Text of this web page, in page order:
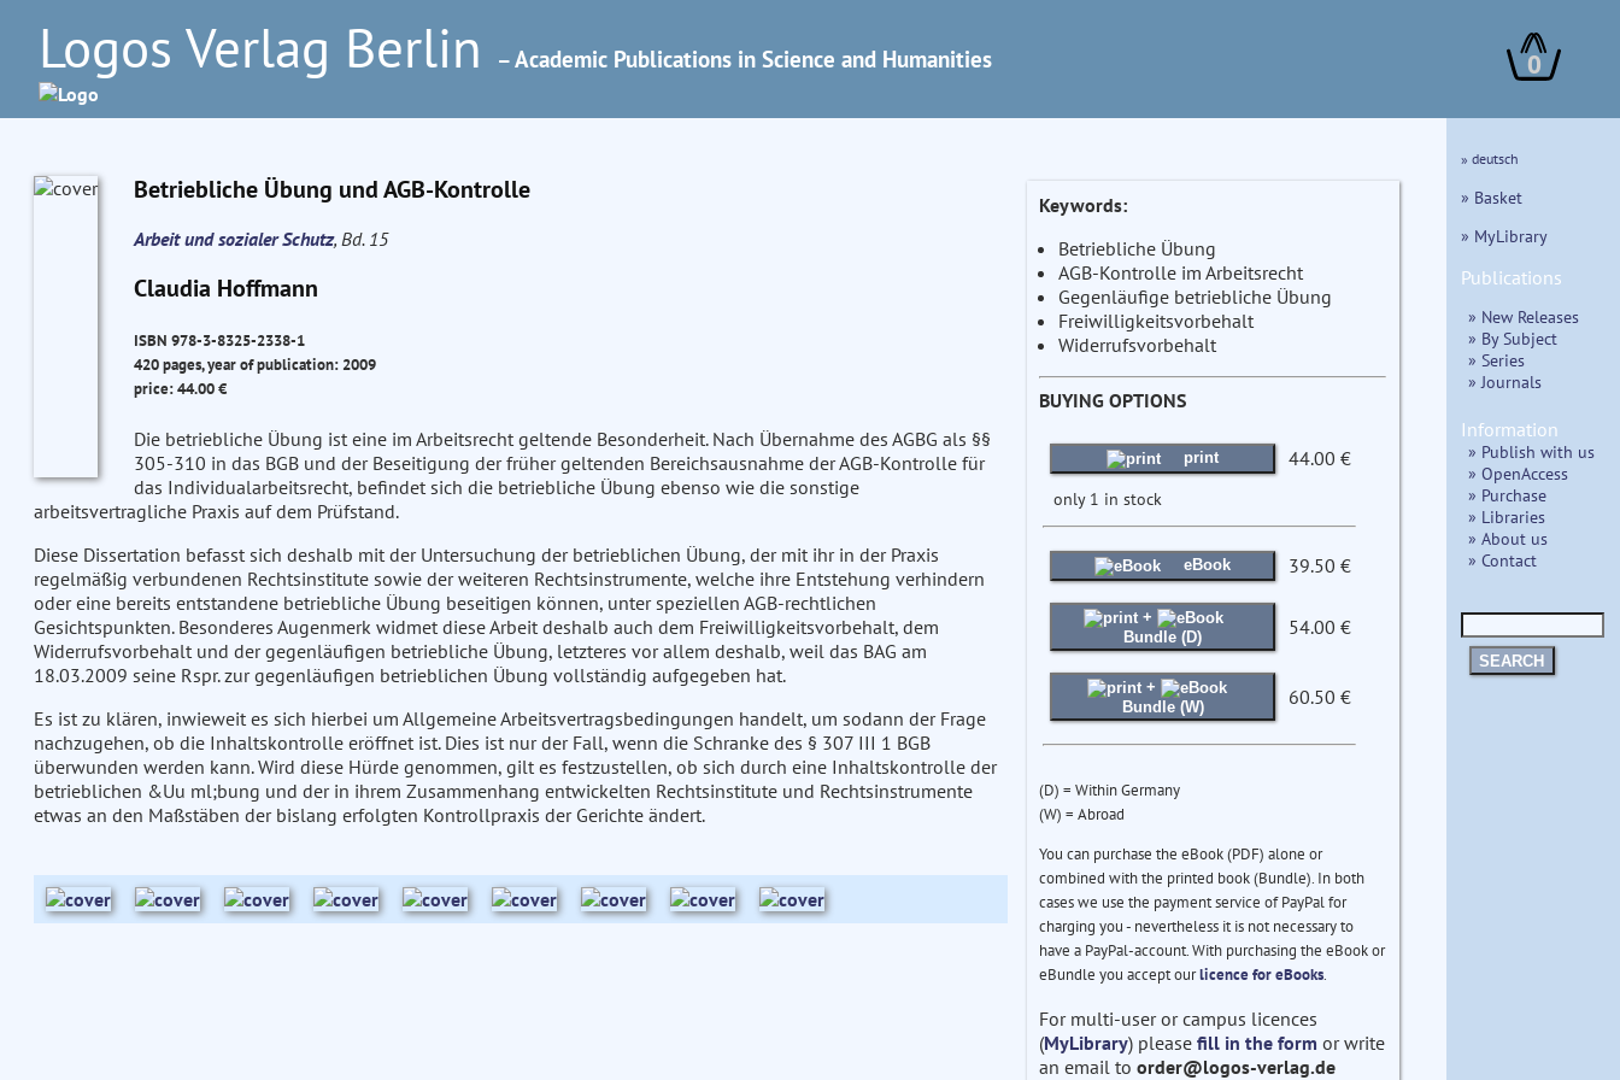
Logos Verlag Berlin – Academic Publications in Science and Humanities 0
Betriebliche Übung und AGB-Kontrolle
Arbeit und sozialer Schutz, Bd. 15
Claudia Hoffmann
ISBN 978-3-8325-2338-1
420 pages, year of publication: 2009
price: 44.00 €
Die betriebliche Übung ist eine im Arbeitsrecht geltende Besonderheit. Nach Übernahme des AGBG als §§
305-310 in das BGB und der Beseitigung der früher geltenden Bereichsausnahme der AGB-Kontrolle für
das Individualarbeitsrecht, befindet sich die betriebliche Übung ebenso wie die sonstige
arbeitsvertragliche Praxis auf dem Prüfstand.
Diese Dissertation befasst sich deshalb mit der Untersuchung der betrieblichen Übung, der mit ihr in der Praxis
regelmäßig verbundenen Rechtsinstitute sowie der weiteren Rechtsinstrumente, welche ihre Entstehung verhindern
oder eine bereits entstandene betriebliche Übung beseitigen können, unter speziellen AGB-rechtlichen
Gesichtspunkten. Besonderes Augenmerk widmet diese Arbeit deshalb auch dem Freiwilligkeitsvorbehalt, dem
Widerrufsvorbehalt und der gegenläufigen betriebliche Übung, letzteres vor allem deshalb, weil das BAG am
18.03.2009 seine Rspr. zur gegenläufigen betrieblichen Übung vollständig aufgegeben hat.
Es ist zu klären, inwieweit es sich hierbei um Allgemeine Arbeitsvertragsbedingungen handelt, um sodann der Frage
nachzugehen, ob die Inhaltskontrolle eröffnet ist. Dies ist nur der Fall, wenn die Schranke des § 307 III 1 BGB
überwunden werden kann. Wird diese Hürde genommen, gilt es festzustellen, ob sich durch eine Inhaltskontrolle der
betrieblichen &Uu ml;bung und der in ihrem Zusammenhang entwickelten Rechtsinstitute und Rechtsinstrumente
etwas an den Maßstäben der bislang erfolgten Kontrollpraxis der Gerichte ändert.
Keywords:
Betriebliche Übung
AGB-Kontrolle im Arbeitsrecht
Gegenläufige betriebliche Übung
Freiwilligkeitsvorbehalt
Widerrufsvorbehalt
BUYING OPTIONS
print 44.00 €
only 1 in stock
eBook 39.50 €
+
Bundle (D)
54.00 €
+
Bundle (W)
60.50 €
(D) = Within Germany
(W) = Abroad
You can purchase the eBook (PDF) alone or
combined with the printed book (Bundle). In both
cases we use the payment service of PayPal for
charging you - nevertheless it is not necessary to
have a PayPal-account. With purchasing the eBook or
eBundle you accept ourlicence for eBooks.
For multi-user or campus licences
(MyLibrary) please fill in the form or write
an email to order@logos-verlag.de
» deutsch
» Basket
» MyLibrary
Publications
» New Releases
» By Subject
» Series
» Journals
Information
» Publish with us
» OpenAccess
» Purchase
» Libraries
» About us
» Contact
SEARCH